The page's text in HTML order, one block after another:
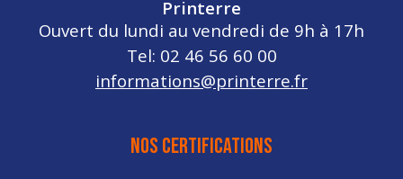
Printerre
Ouvert du lundi au vendredi de 9h à 17h
Tel: 02 46 56 60 00
informations@printerre.fr
NOS CERTIFICATIONS